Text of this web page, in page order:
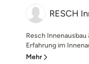
RESCH
Resch
Erfahrung im
Mehr